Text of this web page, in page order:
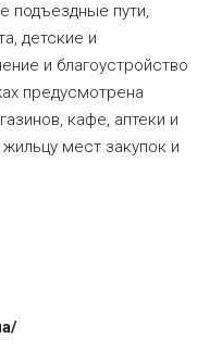
подъездные пути,
детские и
и благоустройство
предусмотрена
кафе, аптеки и
мест закупок и